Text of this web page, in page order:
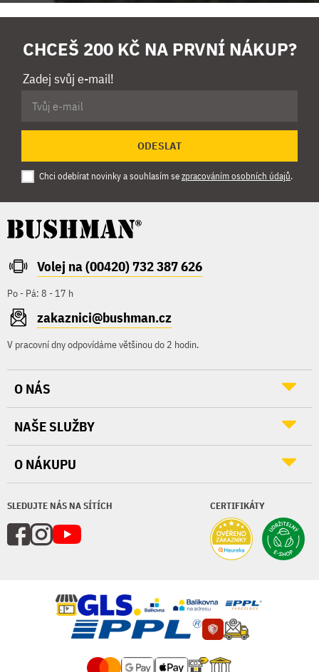
CHCEŠ 200 KČ NA PRVNÍ NÁKUP?
Zadej svůj e-mail!
ODESLAT
Chci odebírat novinky a souhlasím sezpracováním osobních údajů.
Volej na (00420) 732 387 626
Po - Pá: 8 - 17 h
zakaznici@bushman.cz
V pracovní dny odpovídáme většinou do 2 hodin.
SLEDUJTE NÁS NA SÍTÍCH CERTIFIKÁTY
O NÁS
NAŠE SLUŽBY
O NÁKUPU